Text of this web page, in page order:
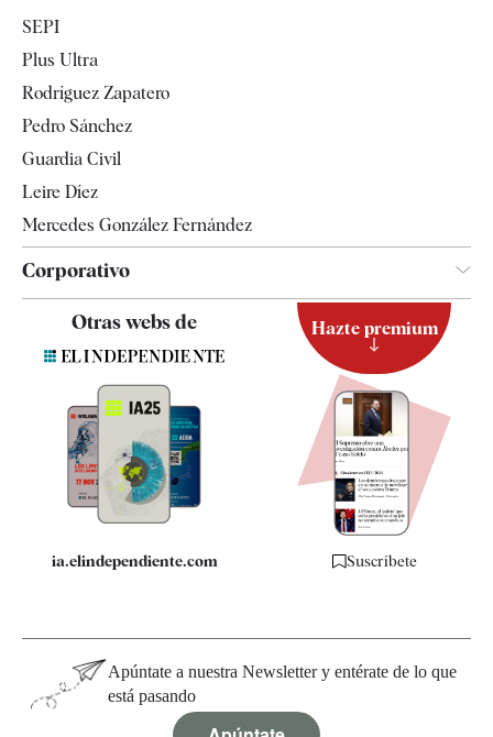
Televisión
SEPI
Plus Ultra
Rodríguez Zapatero
Pedro Sánchez
Guardia Civil
Leire Díez
Mercedes González Fernández
Corporativo
Quiénes somos
Especificaciones
Otras webs de
ia.elindependiente.com
Hazte premium
Suscríbete
Apúntate a nuestra Newsletter y entérate de lo que
está pasando